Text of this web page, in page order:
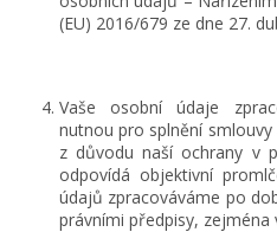
(EU) 2016/679 ze dne 27.
Vaše osobní údaje
nutnou pro splnění
z důvodu naší ochrany v
odpovídá objektivní
údajů zpracováváme po
právními předpisy,